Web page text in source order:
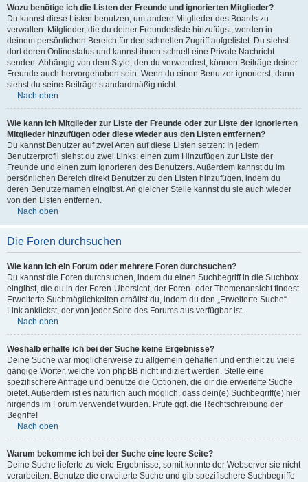
Wozu benötige ich die Listen der Freunde und ignorierten Mitglieder?
Du kannst diese Listen benutzen, um andere Mitglieder des Boards zu
verwalten. Mitglieder, die du deiner Freundesliste hinzufügst, werden in
deinem persönlichen Bereich für den schnellen Zugriff aufgelistet. Du siehst
dort deren Onlinestatus und kannst ihnen schnell eine Private Nachricht
senden. Abhängig von dem Style, den du verwendest, können Beiträge deiner
Freunde auch hervorgehoben sein. Wenn du einen Benutzer ignorierst, dann
siehst du seine Beiträge standardmäßig nicht.
Nach oben
Wie kann ich Mitglieder zur Liste der Freunde oder zur Liste der ignorierten
Mitglieder hinzufügen oder diese wieder aus den Listen entfernen?
Du kannst Benutzer auf zwei Arten auf diese Listen setzen: In jedem
Benutzerprofil siehst du zwei Links: einen zum Hinzufügen zur Liste der
Freunde und einen zum Ignorieren des Benutzers. Außerdem kannst du im
persönlichen Bereich direkt Benutzer zu den Listen hinzufügen, indem du
deren Benutzernamen eingibst. An gleicher Stelle kannst du sie auch wieder
von den Listen entfernen.
Nach oben
Die Foren durchsuchen
Wie kann ich ein Forum oder mehrere Foren durchsuchen?
Du kannst die Foren durchsuchen, indem du einen Suchbegriff in die Suchbox
eingibst, die du in der Foren-Übersicht, der Foren- oder Themenansicht findest.
Erweiterte Suchmöglichkeiten erhältst du, indem du den „Erweiterte Suche“-
Link anklickst, der von jeder Seite des Forums aus verfügbar ist.
Nach oben
Weshalb erhalte ich bei der Suche keine Ergebnisse?
Deine Suche war möglicherweise zu allgemein gehalten und enthielt zu viele
gängige Wörter, welche von phpBB nicht indiziert werden. Stelle eine
spezifischere Anfrage und benutze die Optionen, die dir die erweiterte Suche
bietet. Außerdem ist es natürlich auch möglich, dass dein(e) Suchbegriff(e) hier
nirgends im Forum verwendet wurden. Prüfe ggf. die Rechtschreibung der
Begriffe!
Nach oben
Warum bekomme ich bei der Suche eine leere Seite?
Deine Suche lieferte zu viele Ergebnisse, somit konnte der Webserver sie nicht
verarbeiten. Benutze die erweiterte Suche und gib spezifischere Suchbegriffe